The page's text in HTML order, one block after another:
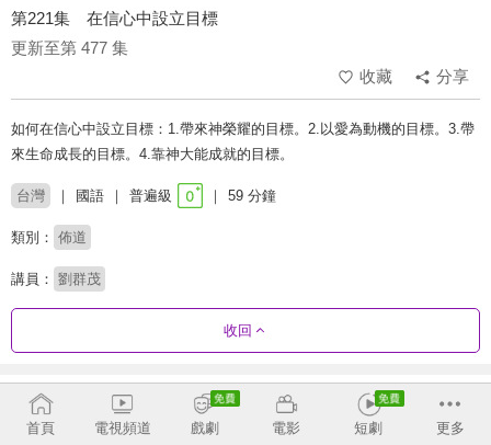
第221集 在信心中設立目標
更新至第 477 集
收藏
分享
如何在信心中設立目標：1.帶來神榮耀的目標。2.以愛為動機的目標。3.帶
來生命成長的目標。4.靠神大能成就的目標。
台灣 國語 普遍級 59 分鐘
類別： 佈道
講員： 劉群茂
收回
劇集列表 反序 收合
469 - 477 433 - 468 397 - 432 361 - 396
首頁 電視頻道 戲劇 電影 短劇 更多